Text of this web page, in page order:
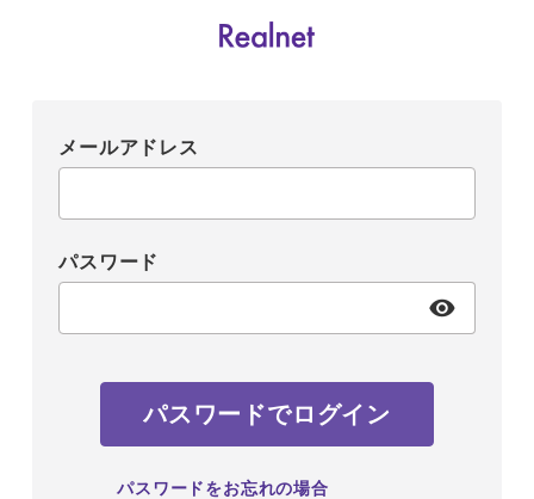
メールアドレス
パスワード
パスワードでログイン
パスワードをお忘れの場合